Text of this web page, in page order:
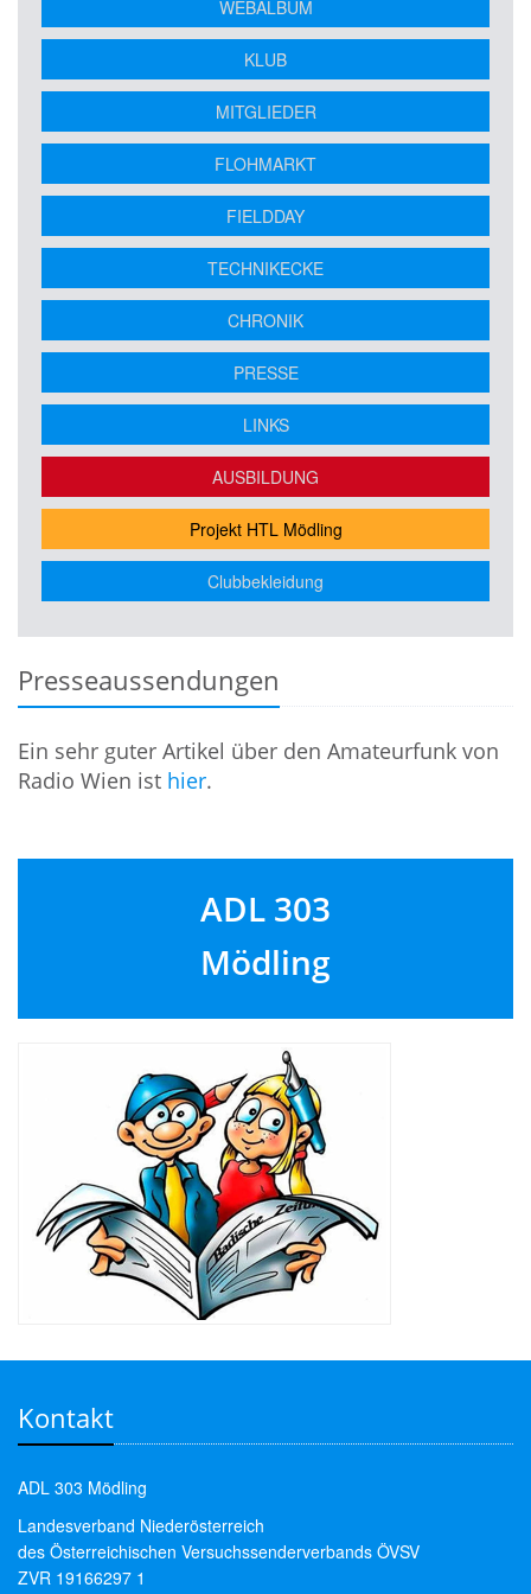
WEBALBUM
KLUB
MITGLIEDER
FLOHMARKT
FIELDDAY
TECHNIKECKE
CHRONIK
PRESSE
LINKS
AUSBILDUNG
Projekt HTL Mödling
Clubbekleidung
Presseaussendungen
Ein sehr guter Artikel über den Amateurfunk von
Radio Wien ist hier.
ADL 303
Mödling
Kontakt
ADL 303 Mödling
Landesverband Niederösterreich
des Österreichischen Versuchssenderverbands ÖVSV
ZVR 19166297 1